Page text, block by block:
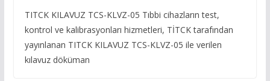
TITCK KILAVUZ TCS-KLVZ-05 Tıbbi cihazların test,
kontrol ve kalibrasyonları hizmetleri, TİTCK tarafından
yayınlanan TITCK KILAVUZ TCS-KLVZ-05 ile verilen
kılavuz döküman